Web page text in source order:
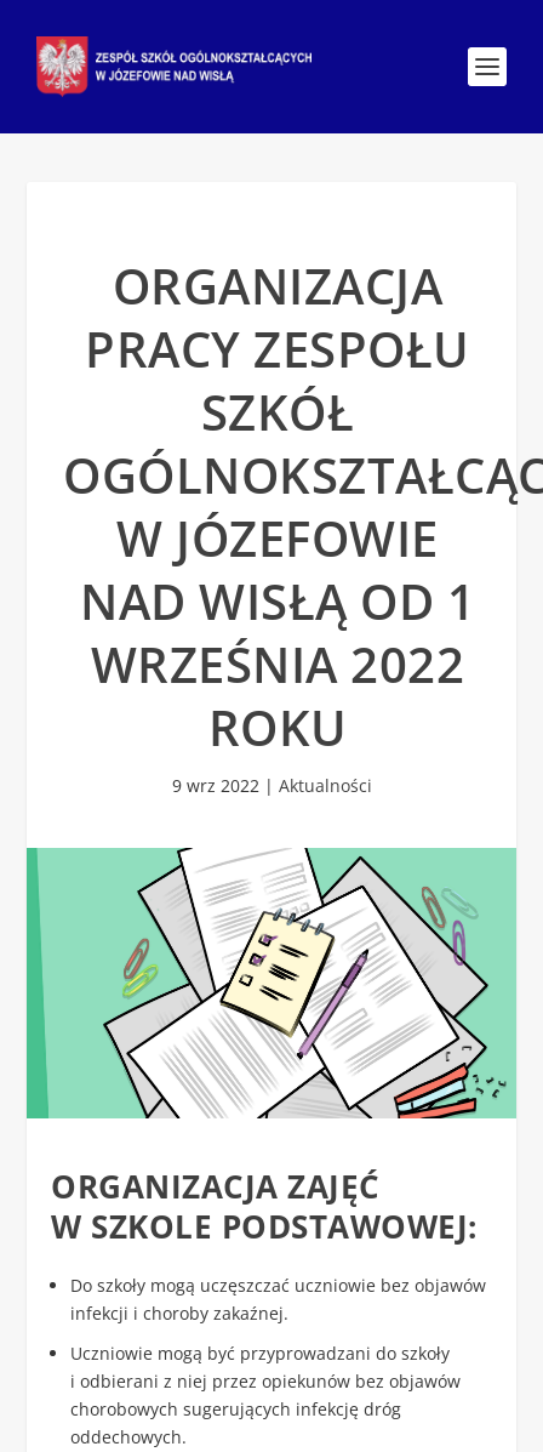
ORGANIZACJA
PRACY ZESPOŁU
SZKÓŁ
W JÓZEFOWIE
NAD WISŁĄ OD 1
WRZEŚNIA 2022
ROKU
9 wrz 2022| Aktualności
ORGANIZACJA ZAJĘĆ
W SZKOLE PODSTAWOWEJ:
Do szkoły mogą uczęszczać uczniowie bez objawów
infekcji i choroby zakaźnej.
Uczniowie mogą być przyprowadzani do szkoły
i odbierani z niej przez opiekunów bez objawów
chorobowych sugerujących infekcję dróg
oddechowych.